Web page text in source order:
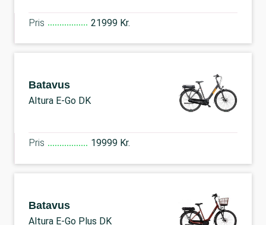
Pris 21999 Kr.
Batavus
Altura E-Go DK
Pris 19999 Kr.
Batavus
Altura E-Go Plus DK